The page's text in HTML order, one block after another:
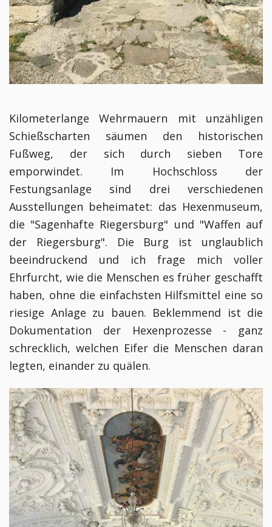
Kilometerlange Wehrmauern mit unzähligen
Schießscharten säumen den historischen
Fußweg, der sich durch sieben Tore
emporwindet. Im Hochschloss der
Festungsanlage sind drei verschiedenen
Ausstellungen beheimatet: das Hexenmuseum,
die "Sagenhafte Riegersburg" und "Waffen auf
der Riegersburg". Die Burg ist unglaublich
beeindruckend und ich frage mich voller
Ehrfurcht, wie die Menschen es früher geschafft
haben, ohne die einfachsten Hilfsmittel eine so
riesige Anlage zu bauen. Beklemmend ist die
Dokumentation der Hexenprozesse - ganz
schrecklich, welchen Eifer die Menschen daran
legten, einander zu quälen.